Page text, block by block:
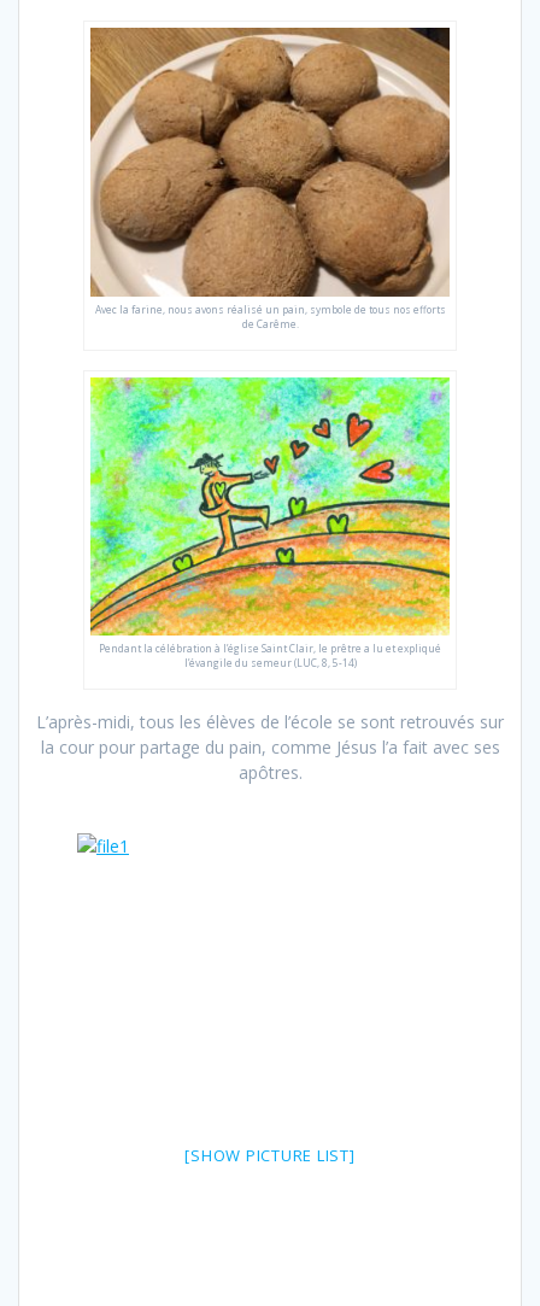
Avec la farine, nous avons réalisé un pain, symbole de tous nos efforts
de Carême.
Pendant la célébration à l’église Saint Clair, le prêtre a lu et expliqué
l’évangile du semeur (LUC, 8, 5-14)
L’après-midi, tous les élèves de l’école se sont retrouvés sur
la cour pour partage du pain, comme Jésus l’a fait avec ses
apôtres.
[SHOW PICTURE LIST]